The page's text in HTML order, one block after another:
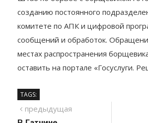
Штаб по борьбе с борщевиком
созданию постоянного
комитете по АПК и цифровой
сообщений и обработок.
местах распространения
оставить на портале «Госуслуги.
TAGS: